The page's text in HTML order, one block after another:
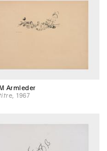
Armleder
, 1967